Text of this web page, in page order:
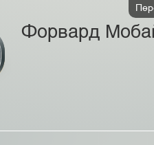
Форвард